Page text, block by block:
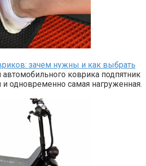
зачем нужны и как выбрать
коврика подпятник
и одновременно самая нагруженная.